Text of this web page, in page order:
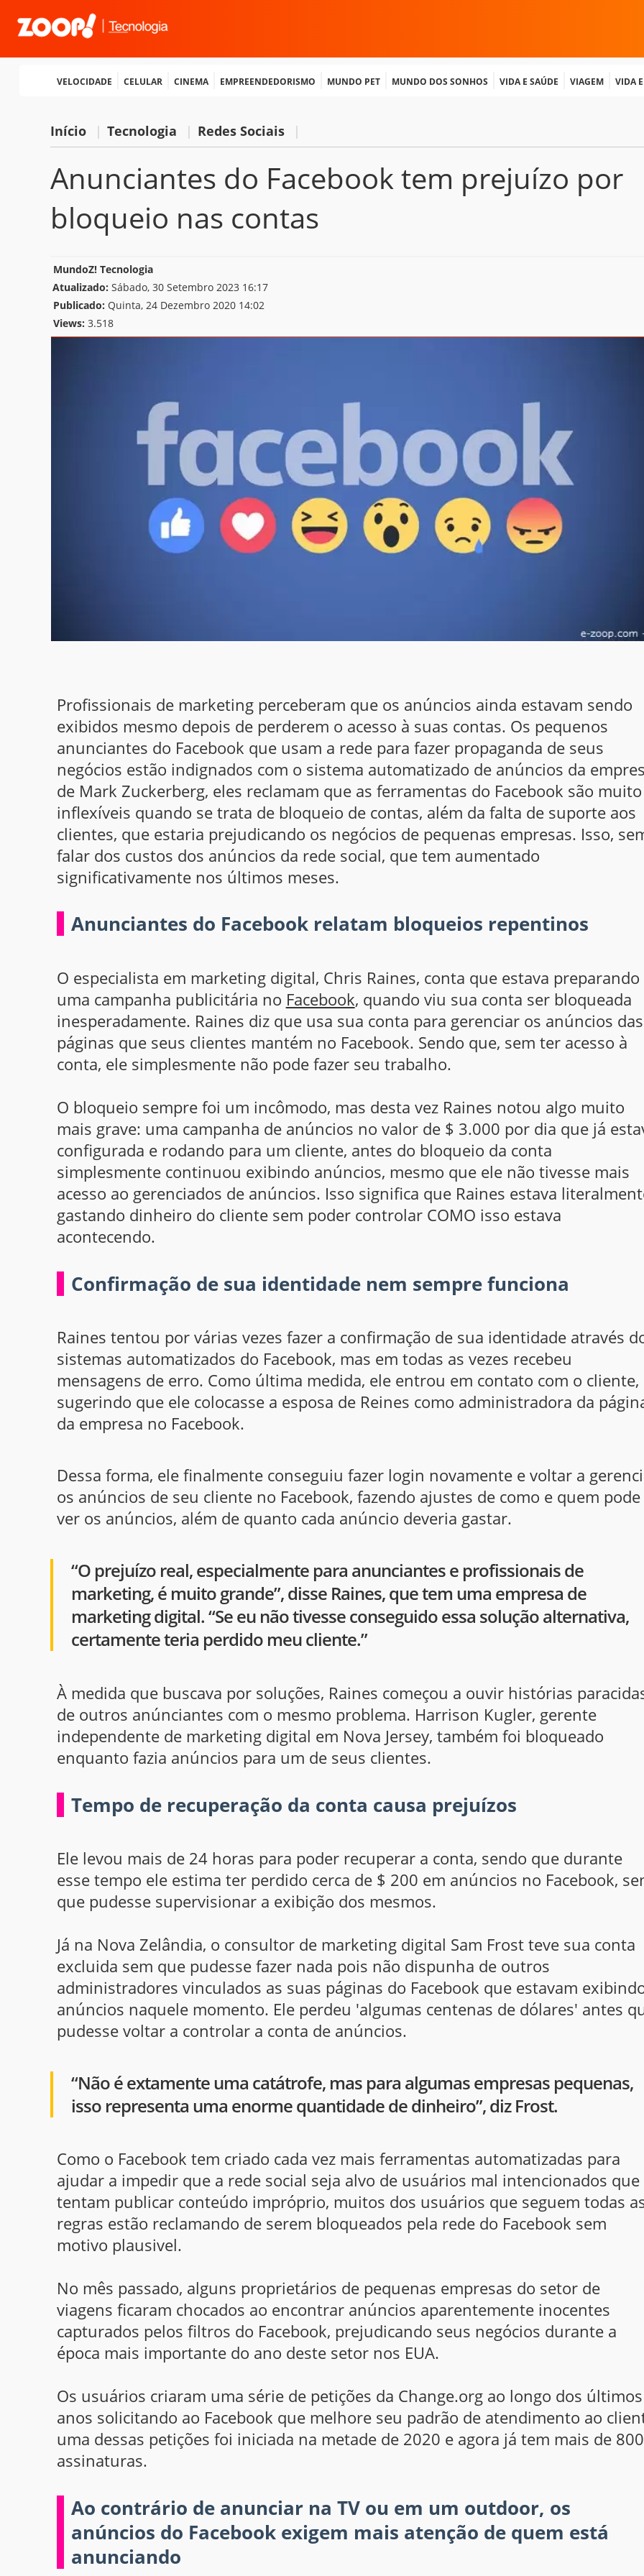
Velocidade Celular Cinema Empreendedorismo Mundo Pet Mundo dos Sonhos Vida e Saúde Viagem Vida
Início | Tecnologia | Redes Sociais |
Anunciantes do Facebook tem prejuízo por
bloqueio nas contas
MundoZ! Tecnologia
Atualizado: Sábado, 30 Setembro 2023 16:17
Publicado: Quinta, 24 Dezembro 2020 14:02
Views: 3.518
Profissionais de marketing perceberam que os anúncios ainda estavam sendo
exibidos mesmo depois de perderem o acesso à suas contas. Os pequenos
anunciantes do Facebook que usam a rede para fazer propaganda de seus
negócios estão indignados com o sistema automatizado de anúncios da
de Mark Zuckerberg, eles reclamam que as ferramentas do Facebook são muito
inflexíveis quando se trata de bloqueio de contas, além da falta de suporte aos
clientes, que estaria prejudicando os negócios de pequenas empresas. Isso,
falar dos custos dos anúncios da rede social, que tem aumentado
significativamente nos últimos meses.
Anunciantes do Facebook relatam bloqueios repentinos
O especialista em marketing digital, Chris Raines, conta que estava preparando
uma campanha publicitária no Facebook, quando viu sua conta ser bloqueada
inesperadamente. Raines diz que usa sua conta para gerenciar os anúncios das
páginas que seus clientes mantém no Facebook. Sendo que, sem ter acesso à
conta, ele simplesmente não pode fazer seu trabalho.
O bloqueio sempre foi um incômodo, mas desta vez Raines notou algo muito
mais grave: uma campanha de anúncios no valor de $ 3.000 por dia que já
configurada e rodando para um cliente, antes do bloqueio da conta
simplesmente continuou exibindo anúncios, mesmo que ele não tivesse mais
acesso ao gerenciados de anúncios. Isso significa que Raines estava
gastando dinheiro do cliente sem poder controlar COMO isso estava
acontecendo.
Confirmação de sua identidade nem sempre funciona
Raines tentou por várias vezes fazer a confirmação de sua identidade através
sistemas automatizados do Facebook, mas em todas as vezes recebeu
mensagens de erro. Como última medida, ele entrou em contato com o cliente,
sugerindo que ele colocasse a esposa de Reines como administradora da
da empresa no Facebook.
Dessa forma, ele finalmente conseguiu fazer login novamente e voltar a
os anúncios de seu cliente no Facebook, fazendo ajustes de como e quem pode
ver os anúncios, além de quanto cada anúncio deveria gastar.
“O prejuízo real, especialmente para anunciantes e profissionais de
marketing, é muito grande”, disse Raines, que tem uma empresa de
marketing digital. “Se eu não tivesse conseguido essa solução alternativa,
certamente teria perdido meu cliente.”
À medida que buscava por soluções, Raines começou a ouvir histórias
de outros anúnciantes com o mesmo problema. Harrison Kugler, gerente
independente de marketing digital em Nova Jersey, também foi bloqueado
enquanto fazia anúncios para um de seus clientes.
Tempo de recuperação da conta causa prejuízos
Ele levou mais de 24 horas para poder recuperar a conta, sendo que durante
esse tempo ele estima ter perdido cerca de $ 200 em anúncios no Facebook,
que pudesse supervisionar a exibição dos mesmos.
Já na Nova Zelândia, o consultor de marketing digital Sam Frost teve sua conta
excluida sem que pudesse fazer nada pois não dispunha de outros
administradores vinculados as suas páginas do Facebook que estavam
anúncios naquele momento. Ele perdeu 'algumas centenas de dólares' antes
pudesse voltar a controlar a conta de anúncios.
“Não é extamente uma catátrofe, mas para algumas empresas pequenas,
isso representa uma enorme quantidade de dinheiro”, diz Frost.
Como o Facebook tem criado cada vez mais ferramentas automatizadas para
ajudar a impedir que a rede social seja alvo de usuários mal intencionados que
tentam publicar conteúdo impróprio, muitos dos usuários que seguem todas
regras estão reclamando de serem bloqueados pela rede do Facebook sem
motivo plausivel.
No mês passado, alguns proprietários de pequenas empresas do setor de
viagens ficaram chocados ao encontrar anúncios aparentemente inocentes
capturados pelos filtros do Facebook, prejudicando seus negócios durante a
época mais importante do ano deste setor nos EUA.
Os usuários criaram uma série de petições da Change.org ao longo dos últimos
anos solicitando ao Facebook que melhore seu padrão de atendimento ao
uma dessas petições foi iniciada na metade de 2020 e agora já tem mais de 800
assinaturas.
Ao contrário de anunciar na TV ou em um outdoor, os
anúncios do Facebook exigem mais atenção de quem está
anunciando